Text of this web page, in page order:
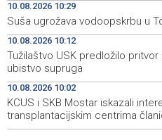
10:30
U brani u zeničkom
starijeg muškarca
10:29 Suša ugrožava
10:28
Počela prodaja ulaznica
BKC-u
10.08.2026 10:29
Suša ugrožava vodoopskrbu u
10.08.2026 10:12
Tužilaštvo USK predložilo
ubistvo supruga
10.08.2026 10:02
KCUS i SKB Mostar iskazali
transplantacijskim centrima